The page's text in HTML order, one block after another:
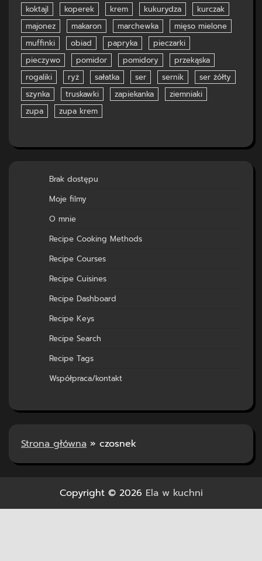
koktajl
koperek krem kukurydza
kurczak
majonez
makaron marchewka
mięso mielone
muffinki
obiad papryka
pieczarki
pieczywo
pomidor pomidory
przekąska
rogaliki
ryż sałatka ser sernik
ser żółty
szynka
truskawki zapiekanka
ziemniaki
zupa
zupa krem
Brak dostępu
Moje filmy
O mnie
Recipe Cooking Methods
Recipe Courses
Recipe Cuisines
Recipe Dashboard
Recipe Keys
Recipe Search
Recipe Tags
Współpraca/kontakt
Strona główna » czosnek
Copyright © 2026 Ela w kuchni